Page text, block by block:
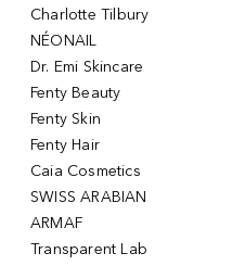
Charlotte Tilbury
NÉONAIL
Dr. Emi Skincare
Fenty Beauty
Fenty Skin
Fenty Hair
Caia Cosmetics
SWISS ARABIAN
ARMAF
Transparent Lab